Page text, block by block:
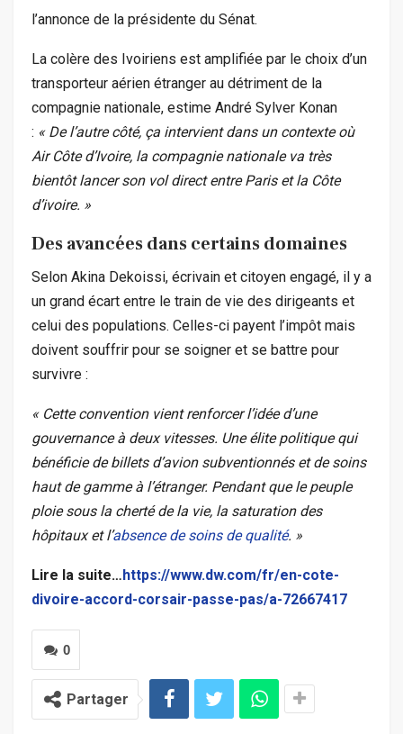
l’annonce de la présidente du Sénat.
La colère des Ivoiriens est amplifiée par le choix d’un
transporteur aérien étranger au détriment de la
compagnie nationale, estime André Sylver Konan
: « De l’autre côté, ça intervient dans un contexte où
Air Côte d’Ivoire, la compagnie nationale va très
bientôt lancer son vol direct entre Paris et la Côte
d’ivoire. »
Des avancées dans certains domaines
Selon Akina Dekoissi, écrivain et citoyen engagé, il y a
un grand écart entre le train de vie des dirigeants et
celui des populations. Celles-ci payent l’impôt mais
doivent souffrir pour se soigner et se battre pour
survivre :
« Cette convention vient renforcer l’idée d’une
gouvernance à deux vitesses. Une élite politique qui
bénéficie de billets d’avion subventionnés et de soins
haut de gamme à l’étranger. Pendant que le peuple
ploie sous la cherté de la vie, la saturation des
hôpitaux et l’absence de soins de qualité. »
Lire la suite… https://www.dw.com/fr/en-cote-
divoire-accord-corsair-passe-pas/a-72667417
0
Partager